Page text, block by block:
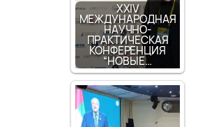
XXIV
МЕЖДУНАРОДНАЯ
НАУЧНО-
ПРАКТИЧЕСКАЯ
КОНФЕРЕНЦИЯ
“НОВЫЕ…